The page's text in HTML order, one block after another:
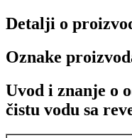
Detalji o
Oznake
Uvod i znanje o
čistu vodu sa